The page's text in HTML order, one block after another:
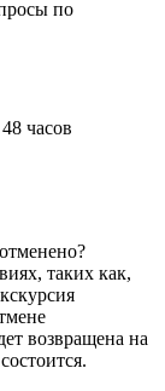
по
чаcов
таких как,
возвращена на